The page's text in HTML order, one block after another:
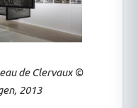
de Clervaux ©
2013